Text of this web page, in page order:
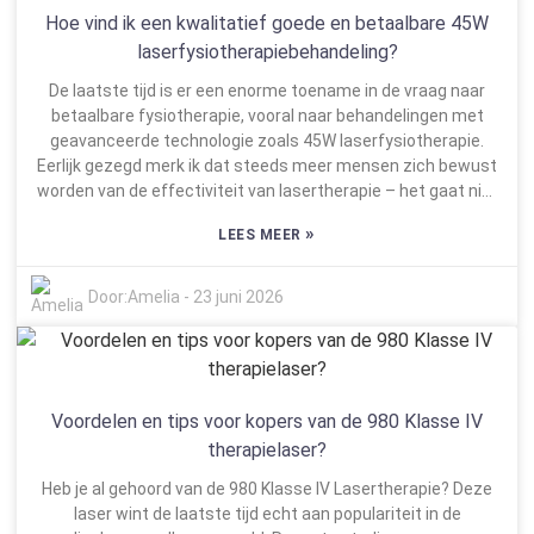
essentieel zijn om de zorg voor vrouwen te verbeteren.
het comfort voor patiënten kunnen verbeteren. Maar eerlijk
is eerlijk, de lasermarkt kan behoorlijk overweldigend zijn.
Tussen al die technische specificaties en verschillende
functies is het makkelijk om het overzicht te verliezen. De
sleutel is om te bepalen wat het beste aansluit op uw
specifieke behoeften, rekening houdend met uw budget en
de training van uw team. Het is een delicate
evenwichtsoefening die een doordachte planning vereist.
praktijk echt kan bepalen. Neem dus de tijd en maak een
Hoe vind ik een kwalitatief goede en betaalbare 45W
laserfysiotherapiebehandeling?
De laatste tijd is er een enorme toename in de vraag naar
betaalbare fysiotherapie, vooral naar behandelingen met
geavanceerde technologie zoals 45W laserfysiotherapie.
Eerlijk gezegd merk ik dat steeds meer mensen zich bewust
worden van de effectiviteit van lasertherapie – het gaat niet
de Global Physiotherapy Market Analysis zal de sector naar
bereiken. Dat komt vooral doordat mensen inzien hoe
laserbehandelingen het genezingsproces kunnen versnellen
en pijn kunnen verlichten. Geen wonder dat er meer
patiënten in geïnteresseerd zijn! Het vinden van goede zorg
makkelijk. Soms bieden klinieken lagere prijzen aan, maar
bezuinigen ze op apparatuur of de training van hun
personeel. Een onderzoek van HealthEconomics.com toonde
aan dat ongeveer 70% van de patiënten erg teleurgesteld is
wanneer klinieken niet over de juiste apparatuur of
LEES MEER »
Door:Amelia - 23 juni 2026
Voordelen en tips voor kopers van de 980 Klasse IV
therapielaser?
Heb je al gehoord van de 980 Klasse IV Lasertherapie? Deze
laser wint de laatste tijd echt aan populariteit in de